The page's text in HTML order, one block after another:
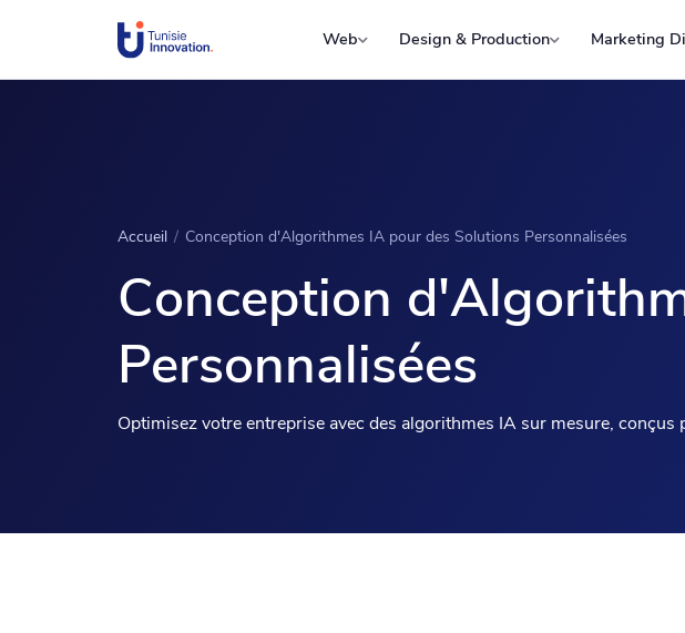
Web Design & Production Marketing
Accueil / Conception d'Algorithmes IA pour des Solutions Personnalisées
Conception
Personnalisées
Optimisez votre entreprise avec des algorithmes IA sur mesure,